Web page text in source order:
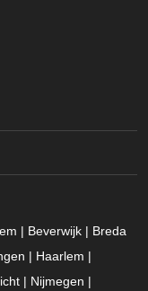
| Beverwijk | Breda
| Haarlem |
| Nijmegen |